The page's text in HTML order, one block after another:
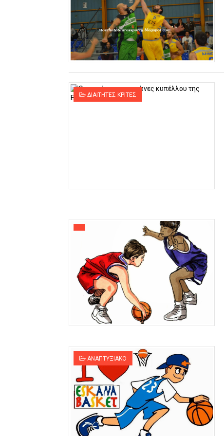
ΔΙΑΙΤΗΤΕΣ ΚΡΙΤΕΣ
ΑΝΑΠΤΥΞΙΑΚΟ